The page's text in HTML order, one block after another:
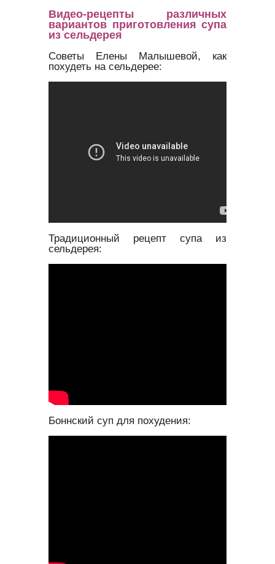
Видео-рецепты различных
вариантов приготовления супа
из сельдерея
Советы Елены Малышевой, как
похудеть на сельдерее:
Традиционный рецепт супа из
сельдерея:
Боннский суп для похудения: